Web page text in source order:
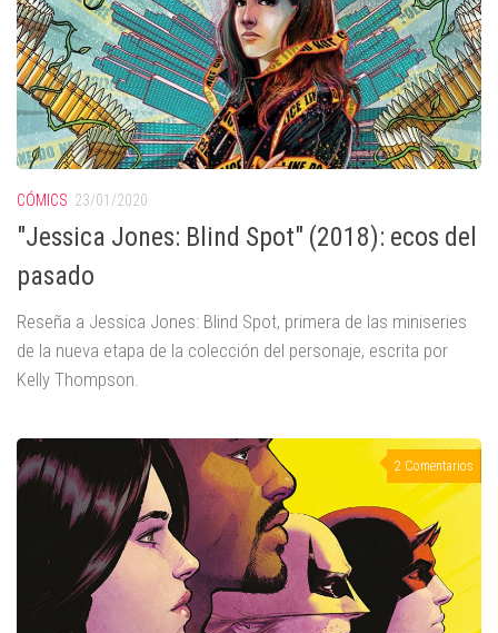
CÓMICS 23/01/2020
"Jessica Jones: Blind Spot" (2018): ecos del
pasado
Reseña a Jessica Jones: Blind Spot, primera de las miniseries
de la nueva etapa de la colección del personaje, escrita por
Kelly Thompson.
2 Comentarios